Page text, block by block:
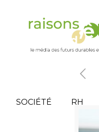
SOCIÉTÉ RH